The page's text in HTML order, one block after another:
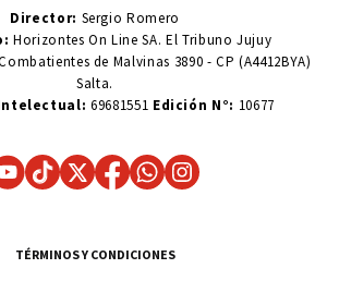
Director: Sergio Romero
Horizontes On Line SA. El Tribuno Jujuy
de Malvinas 3890 - CP (A4412BYA)
Salta.
69681551 Edición N°: 10677
TÉRMINOS Y CONDICIONES